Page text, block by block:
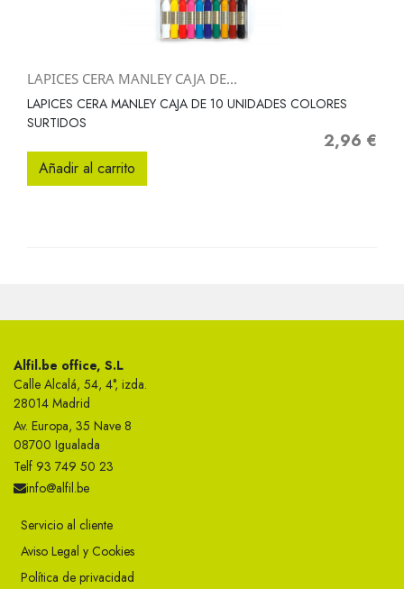
LAPICES CERA MANLEY CAJA DE...
LAPICES CERA MANLEY CAJA DE 10 UNIDADES COLORES
SURTIDOS
Precio
2,96 €
Añadir al carrito
Alfil.be office, S.L
Calle Alcalá, 54, 4°, izda.
28014 Madrid
Av. Europa, 35 Nave 8
08700 Igualada
Telf 93 749 50 23
info@alfil.be
Servicio al cliente
Aviso Legal y Cookies
Política de privacidad